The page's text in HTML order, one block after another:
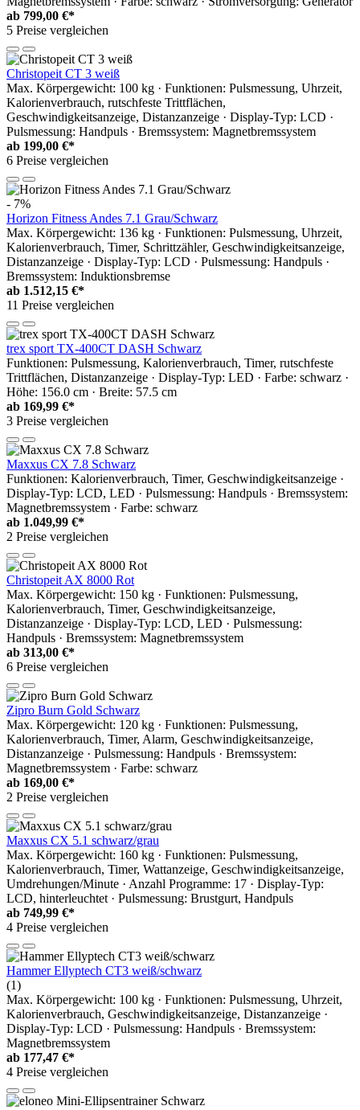
ab 799,00 €*
5 Preise vergleichen
Christopeit CT 3 weiß
Max. Körpergewicht: 100 kg · Funktionen: Pulsmessung, Uhrzeit,
Kalorienverbrauch, rutschfeste Trittflächen,
Geschwindigkeitsanzeige, Distanzanzeige · Display-Typ: LCD ·
Pulsmessung: Handpuls · Bremssystem: Magnetbremssystem
ab 199,00 €*
6 Preise vergleichen
- 7%
Horizon Fitness Andes 7.1 Grau/Schwarz
Max. Körpergewicht: 136 kg · Funktionen: Pulsmessung, Uhrzeit,
Kalorienverbrauch, Timer, Schrittzähler, Geschwindigkeitsanzeige,
Distanzanzeige · Display-Typ: LCD · Pulsmessung: Handpuls ·
Bremssystem: Induktionsbremse
ab 1.512,15 €*
11 Preise vergleichen
trex sport TX-400CT DASH Schwarz
Funktionen: Pulsmessung, Kalorienverbrauch, Timer, rutschfeste
Trittflächen, Distanzanzeige · Display-Typ: LED · Farbe: schwarz ·
Höhe: 156.0 cm · Breite: 57.5 cm
ab 169,99 €*
3 Preise vergleichen
Maxxus CX 7.8 Schwarz
Funktionen: Kalorienverbrauch, Timer, Geschwindigkeitsanzeige ·
Display-Typ: LCD, LED · Pulsmessung: Handpuls · Bremssystem:
Magnetbremssystem · Farbe: schwarz
ab 1.049,99 €*
2 Preise vergleichen
Christopeit AX 8000 Rot
Max. Körpergewicht: 150 kg · Funktionen: Pulsmessung,
Kalorienverbrauch, Timer, Geschwindigkeitsanzeige,
Distanzanzeige · Display-Typ: LCD, LED · Pulsmessung:
Handpuls · Bremssystem: Magnetbremssystem
ab 313,00 €*
6 Preise vergleichen
Zipro Burn Gold Schwarz
Max. Körpergewicht: 120 kg · Funktionen: Pulsmessung,
Kalorienverbrauch, Timer, Alarm, Geschwindigkeitsanzeige,
Distanzanzeige · Pulsmessung: Handpuls · Bremssystem:
Magnetbremssystem · Farbe: schwarz
ab 169,00 €*
2 Preise vergleichen
Maxxus CX 5.1 schwarz/grau
Max. Körpergewicht: 160 kg · Funktionen: Pulsmessung,
Kalorienverbrauch, Timer, Wattanzeige, Geschwindigkeitsanzeige,
Umdrehungen/Minute · Anzahl Programme: 17 · Display-Typ:
LCD, hinterleuchtet · Pulsmessung: Brustgurt, Handpuls
ab 749,99 €*
4 Preise vergleichen
Hammer Ellyptech CT3 weiß/schwarz
(1)
Max. Körpergewicht: 100 kg · Funktionen: Pulsmessung, Uhrzeit,
Kalorienverbrauch, Geschwindigkeitsanzeige, Distanzanzeige ·
Display-Typ: LCD · Pulsmessung: Handpuls · Bremssystem:
Magnetbremssystem
ab 177,47 €*
4 Preise vergleichen